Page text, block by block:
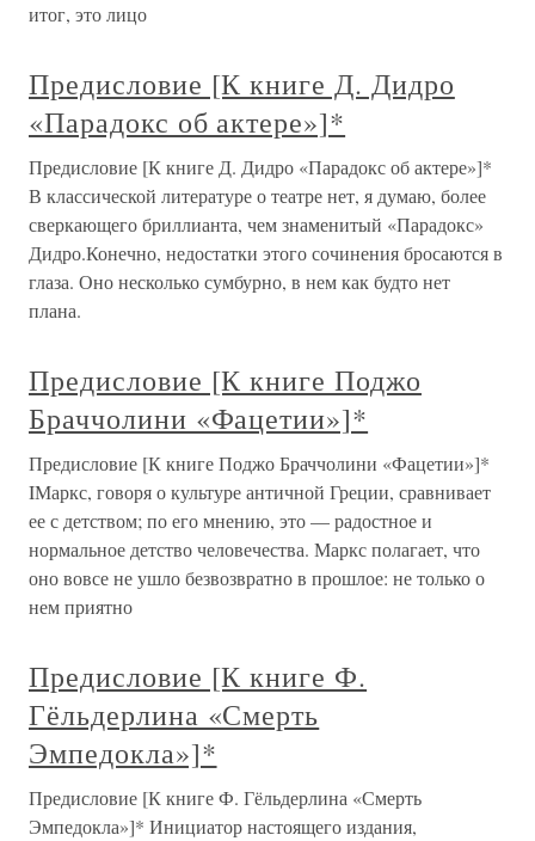
итог, это лицо
Предисловие [К книге Д. Дидро
«Парадокс об актере»]*
Предисловие [К книге Д. Дидро «Парадокс об актере»]*
В классической литературе о театре нет, я думаю, более
сверкающего бриллианта, чем знаменитый «Парадокс»
Дидро.Конечно, недостатки этого сочинения бросаются в
глаза. Оно несколько сумбурно, в нем как будто нет
плана.
Предисловие [К книге Поджо
Браччолини «Фацетии»]*
Предисловие [К книге Поджо Браччолини «Фацетии»]*
IМаркс, говоря о культуре античной Греции, сравнивает
ее с детством; по его мнению, это — радостное и
нормальное детство человечества. Маркс полагает, что
оно вовсе не ушло безвозвратно в прошлое: не только о
нем приятно
Предисловие [К книге Ф.
Гёльдерлина «Смерть
Эмпедокла»]*
Предисловие [К книге Ф. Гёльдерлина «Смерть
Эмпедокла»]* Инициатор настоящего издания,